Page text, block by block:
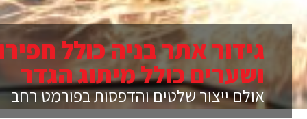
גידור אתר בניה כולל
ושערים כולל מיתוג הגדר
אולם ייצור שלטים והדפסות בפורמט רחב